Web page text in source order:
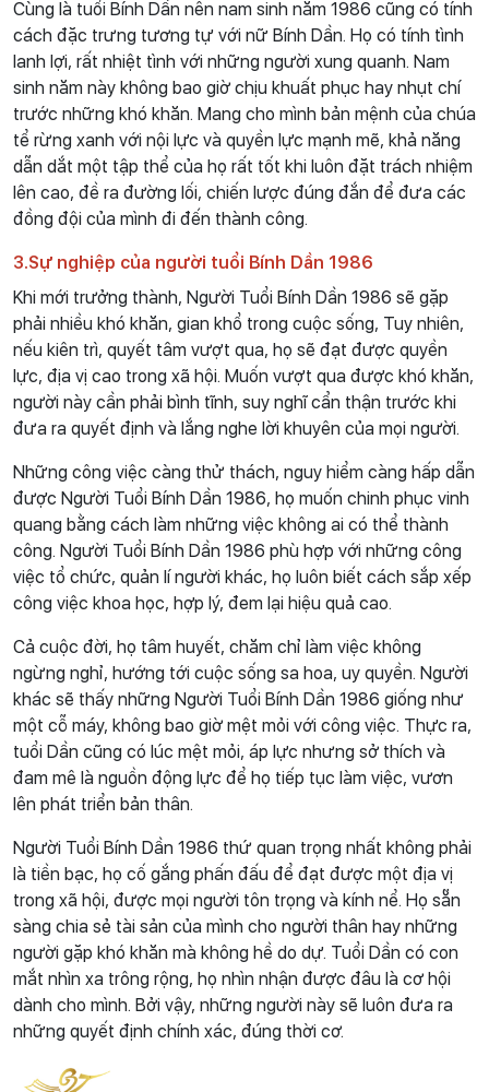
Cùng là tuổi Bính Dần nên nam sinh năm 1986 cũng có tính
cách đặc trưng tương tự với nữ Bính Dần. Họ có tính tình
lanh lợi, rất nhiệt tình với những người xung quanh. Nam
sinh năm này không bao giờ chịu khuất phục hay nhụt chí
trước những khó khăn. Mang cho mình bản mệnh của chúa
tể rừng xanh với nội lực và quyền lực mạnh mẽ, khả năng
dẫn dắt một tập thể của họ rất tốt khi luôn đặt trách nhiệm
lên cao, đề ra đường lối, chiến lược đúng đắn để đưa các
đồng đội của mình đi đến thành công.
3.Sự nghiệp của người tuổi Bính Dần 1986
Khi mới trưởng thành, Người Tuổi Bính Dần 1986 sẽ gặp
phải nhiều khó khăn, gian khổ trong cuộc sống, Tuy nhiên,
nếu kiên trì, quyết tâm vượt qua, họ sẽ đạt được quyền
lực, địa vị cao trong xã hội. Muốn vượt qua được khó khăn,
người này cần phải bình tĩnh, suy nghĩ cẩn thận trước khi
đưa ra quyết định và lắng nghe lời khuyên của mọi người.
Những công việc càng thử thách, nguy hiểm càng hấp dẫn
được Người Tuổi Bính Dần 1986, họ muốn chinh phục vinh
quang bằng cách làm những việc không ai có thể thành
công. Người Tuổi Bính Dần 1986 phù hợp với những công
việc tổ chức, quản lí người khác, họ luôn biết cách sắp xếp
công việc khoa học, hợp lý, đem lại hiệu quả cao.
Cả cuộc đời, họ tâm huyết, chăm chỉ làm việc không
ngừng nghỉ, hướng tới cuộc sống sa hoa, uy quyền. Người
khác sẽ thấy những Người Tuổi Bính Dần 1986 giống như
một cỗ máy, không bao giờ mệt mỏi với công việc. Thực ra,
tuổi Dần cũng có lúc mệt mỏi, áp lực nhưng sở thích và
đam mê là nguồn động lực để họ tiếp tục làm việc, vươn
lên phát triển bản thân.
Người Tuổi Bính Dần 1986 thứ quan trọng nhất không phải
là tiền bạc, họ cố gắng phấn đấu để đạt được một địa vị
trong xã hội, được mọi người tôn trọng và kính nể. Họ sẵn
sàng chia sẻ tài sản của mình cho người thân hay những
người gặp khó khăn mà không hề do dự. Tuổi Dần có con
mắt nhìn xa trông rộng, họ nhìn nhận được đâu là cơ hội
dành cho mình. Bởi vậy, những người này sẽ luôn đưa ra
những quyết định chính xác, đúng thời cơ.